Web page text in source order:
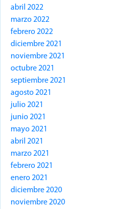
abril 2022
marzo 2022
febrero 2022
diciembre 2021
noviembre 2021
octubre 2021
septiembre 2021
agosto 2021
julio 2021
junio 2021
mayo 2021
abril 2021
marzo 2021
febrero 2021
enero 2021
diciembre 2020
noviembre 2020